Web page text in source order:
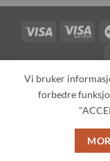
Visa
Visa
Copyright 2026 ©Neo
Vi bruker
forbedre